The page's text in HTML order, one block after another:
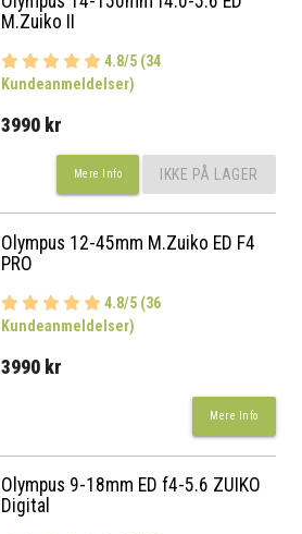
M.Zuiko II
4.8/5 (34
Kundeanmeldelser)
3990 kr
Mere Info IKKE PÅ LAGER
Olympus 12-45mm M.Zuiko ED F4
PRO
4.8/5 (36
Kundeanmeldelser)
3990 kr
Mere Info
Olympus 9-18mm ED f4-5.6 ZUIKO
Digital